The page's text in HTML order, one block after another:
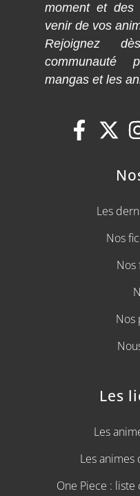
moment et des
venir de vos
Rejoignez
communauté
mangas et les
Les
Nos
Nos
Nos
Les
Les
Les
One Piece :